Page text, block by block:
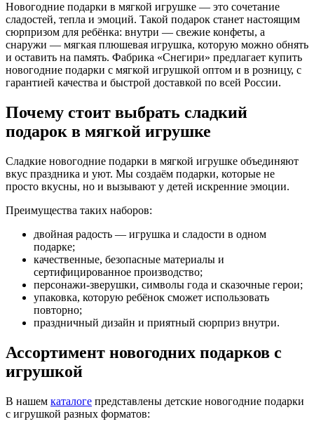
Новогодние подарки в мягкой игрушке — это сочетание
сладостей, тепла и эмоций. Такой подарок станет настоящим
сюрпризом для ребёнка: внутри — свежие конфеты, а
снаружи — мягкая плюшевая игрушка, которую можно обнять
и оставить на память. Фабрика «Снегири» предлагает купить
новогодние подарки с мягкой игрушкой оптом и в розницу, с
гарантией качества и быстрой доставкой по всей России.
Почему стоит выбрать сладкий
подарок в мягкой игрушке
Сладкие новогодние подарки в мягкой игрушке объединяют
вкус праздника и уют. Мы создаём подарки, которые не
просто вкусны, но и вызывают у детей искренние эмоции.
Преимущества таких наборов:
двойная радость — игрушка и сладости в одном
подарке;
качественные, безопасные материалы и
сертифицированное производство;
персонажи-зверушки, символы года и сказочные герои;
упаковка, которую ребёнок сможет использовать
повторно;
праздничный дизайн и приятный сюрприз внутри.
Ассортимент новогодних подарков с
игрушкой
В нашем каталоге представлены детские новогодние подарки
с игрушкой разных форматов: